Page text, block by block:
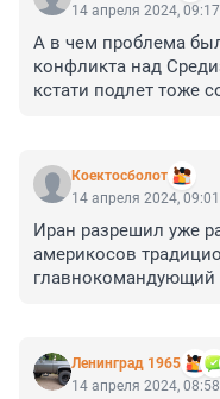
14 апреля 2024, 09:17
А в чем проблема
конфликта над
кстати подлет тоже
Коектосболот
14 апреля 2024, 09:01
Иран разрешил уже
америкосов
главнокомандующий
Ленинград 1965
14 апреля 2024, 08:58